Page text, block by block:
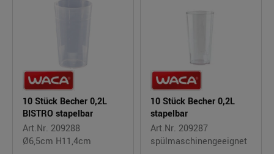
10 Stück Becher 0,2L
BISTRO stapelbar
Art.Nr. 209288
Ø6,5cm H11,4cm
10 Stück Becher 0,2L
stapelbar
Art.Nr. 209287
spülmaschinengeeignet